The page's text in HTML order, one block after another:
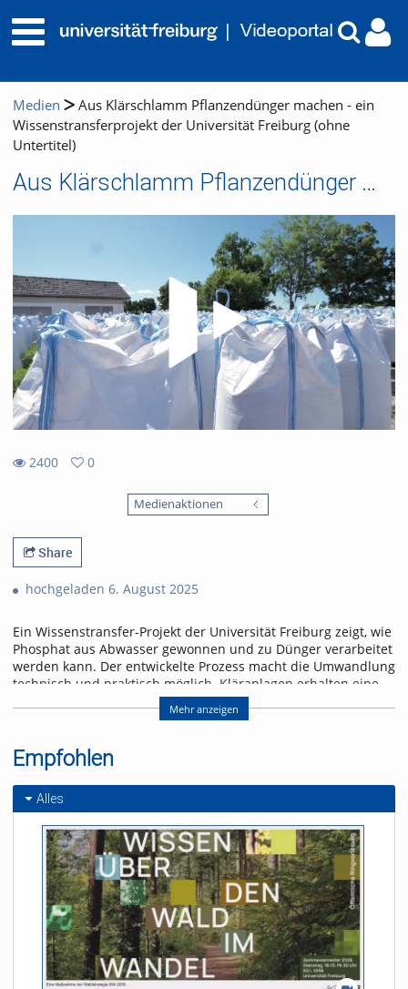
Medien
Aus Klärschlamm Pflanzendünger machen - ein
Wissenstransferprojekt der Universität Freiburg (ohne
Untertitel)
Aus Klärschlamm Pflanzendünger machen - ein Wissenstransferprojekt der Universität Freiburg (ohne Untertitel)
2400
0
Medienaktionen
Share
hochgeladen 6. August 2025
Ein Wissenstransfer-Projekt der Universität Freiburg zeigt, wie
Phosphat aus Abwasser gewonnen und zu Dünger verarbeitet
werden kann. Der entwickelte Prozess macht die Umwandlung
technisch und praktisch möglich. Kläranlagen erhalten eine
Lösung, um der gesetzlichen Rückgewinnungspflicht ab 2029
frühzeitig nachzukommen.
Referent/in:
Prof. Dr. Philipp Kurz
Dr. Peter Hajek
Michael Hacker
Mehr anzeigen
Empfohlen
Alles